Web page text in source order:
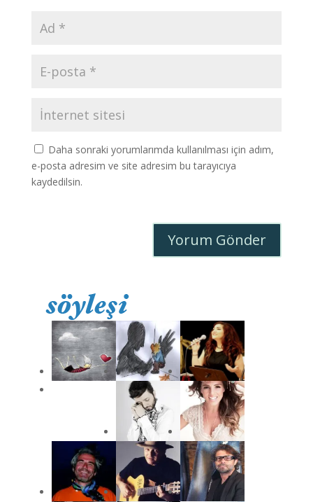
Daha sonraki yorumlarımda kullanılması için adım,
e-posta adresim ve site adresim bu tarayıcıya
kaydedilsin.